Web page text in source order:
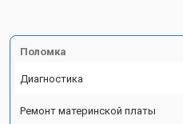
Поломка
Диагностика
Ремонт материнской платы